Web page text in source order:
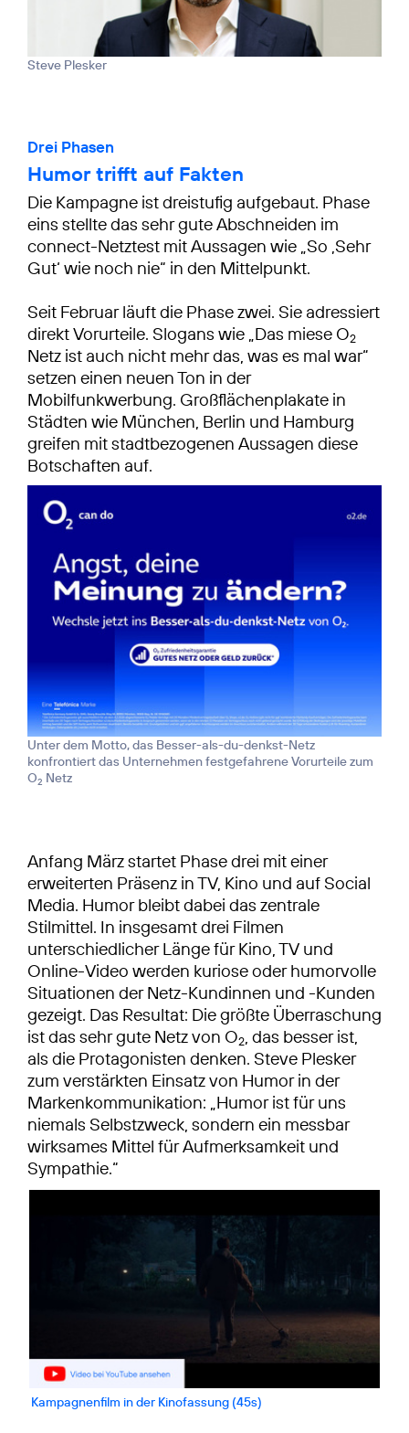
Steve Plesker
Drei Phasen
Humor trifft auf Fakten
Die Kampagne ist dreistufig aufgebaut. Phase
eins stellte das sehr gute Abschneiden im
connect-Netztest mit Aussagen wie „So ‚Sehr
Gut‘ wie noch nie“ in den Mittelpunkt.
Seit Februar läuft die Phase zwei. Sie adressiert
direkt Vorurteile. Slogans wie „Das miese O2
Netz ist auch nicht mehr das, was es mal war“
setzen einen neuen Ton in der
Mobilfunkwerbung. Großflächenplakate in
Städten wie München, Berlin und Hamburg
greifen mit stadtbezogenen Aussagen diese
Botschaften auf.
Unter dem Motto, das Besser-als-du-denkst-Netz
konfrontiert das Unternehmen festgefahrene Vorurteile zum
O2 Netz
Anfang März startet Phase drei mit einer
erweiterten Präsenz in TV, Kino und auf Social
Media. Humor bleibt dabei das zentrale
Stilmittel. In insgesamt drei Filmen
unterschiedlicher Länge für Kino, TV und
Online-Video werden kuriose oder humorvolle
Situationen der Netz-Kundinnen und -Kunden
gezeigt. Das Resultat: Die größte Überraschung
ist das sehr gute Netz von O2, das besser ist,
als die Protagonisten denken. Steve Plesker
zum verstärkten Einsatz von Humor in der
Markenkommunikation: „Humor ist für uns
niemals Selbstzweck, sondern ein messbar
wirksames Mittel für Aufmerksamkeit und
Sympathie.“
Kampagnenfilm in der Kinofassung (45s)